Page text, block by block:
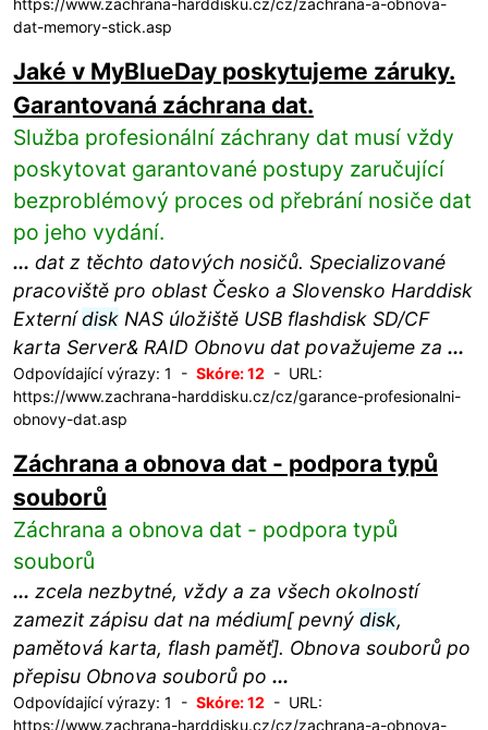
dat-memory-stick.asp
Jaké v MyBlueDay poskytujeme záruky.
Garantovaná záchrana dat.
Služba profesionální záchrany dat musí vždy
poskytovat garantované postupy zaručující
bezproblémový proces od přebrání nosiče dat
po jeho vydání.
... dat z těchto datových nosičů. Specializované
pracoviště pro oblast Česko a Slovensko Harddisk
ExternídiskNAS úložiště USB flashdisk SD/CF
karta Server& RAID Obnovu dat považujeme za ...
Odpovídající výrazy: 1 - Skóre: 12- URL:
https://www.zachrana-harddisku.cz/cz/garance-profesionalni-
obnovy-dat.asp
Záchrana a obnova dat - podpora typů
souborů
Záchrana a obnova dat - podpora typů
souborů
... zcela nezbytné, vždy a za všech okolností
zamezit zápisu dat na médium[ pevný disk,
pamětová karta, flash paměť]. Obnova souborů po
přepisu Obnova souborů po ...
Odpovídající výrazy: 1 - Skóre: 12- URL:
https://www.zachrana-harddisku.cz/cz/zachrana-a-obnova-